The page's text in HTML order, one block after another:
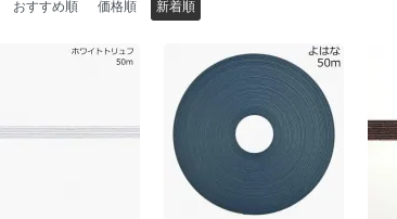
おすすめ順 価格順 新着順